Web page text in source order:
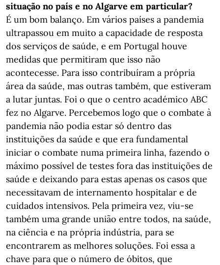
situação no país e no Algarve em particular?
É um bom balanço. Em vários países a pandemia
ultrapassou em muito a capacidade de resposta
dos serviços de saúde, e em Portugal houve
medidas que permitiram que isso não
acontecesse. Para isso contribuíram a própria
área da saúde, mas outras também, que estiveram
a lutar juntas. Foi o que o centro académico ABC
fez no Algarve. Percebemos logo que o combate à
pandemia não podia estar só dentro das
instituições da saúde e que era fundamental
iniciar o combate numa primeira linha, fazendo o
máximo possível de testes fora das instituições de
saúde e deixando para estas apenas os casos que
necessitavam de internamento hospitalar e de
cuidados intensivos. Pela primeira vez, viu-se
também uma grande união entre todos, na saúde,
na ciência e na própria indústria, para se
encontrarem as melhores soluções. Foi essa a
chave para que o número de óbitos, que